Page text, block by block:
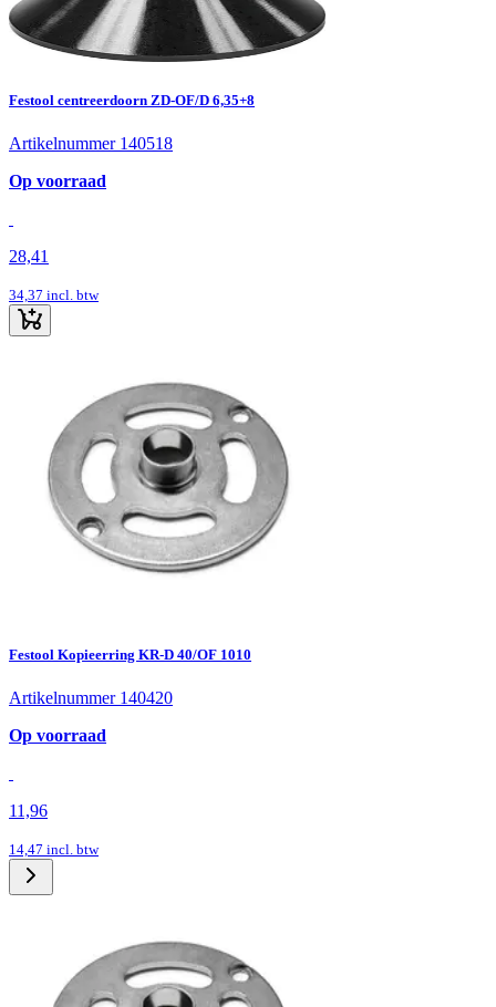
Festool centreerdoorn ZD-OF/D 6,35+8
Artikelnummer 140518
Op voorraad
28,41
34,37 incl. btw
Festool Kopieerring KR-D 40/OF 1010
Artikelnummer 140420
Op voorraad
11,96
14,47 incl. btw